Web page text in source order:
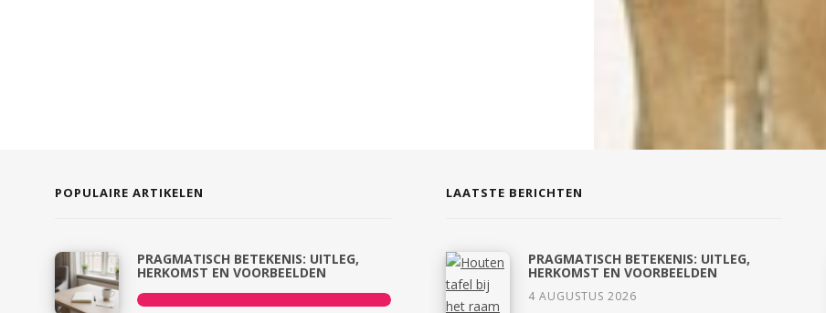
POPULAIRE ARTIKELEN
PRAGMATISCH BETEKENIS: UITLEG,
HERKOMST EN VOORBEELDEN
LAATSTE BERICHTEN
PRAGMATISCH BETEKENIS: UITLEG,
HERKOMST EN VOORBEELDEN
4 AUGUSTUS 2026